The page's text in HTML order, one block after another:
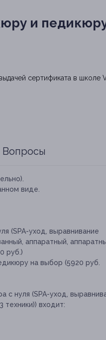
и
Вопросы
виде.
(SPA-уход, выравнивание
аппаратный,
руб.)
на выбор (5920 руб.
с нуля (SPA-уход,
техники)) входит: